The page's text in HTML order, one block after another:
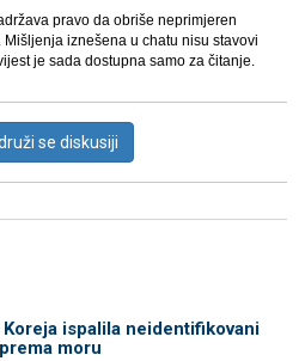
pravo da obriše neprimjeren
iznešena u chatu nisu stavovi
je sada dostupna samo za čitanje.
se diskusiji
ispalila neidentifikovani
moru